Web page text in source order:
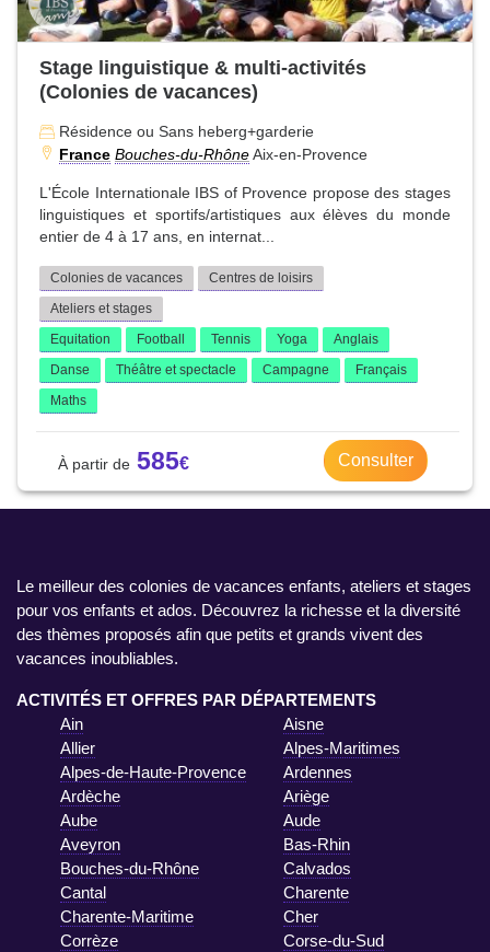
Stage linguistique & multi-activités
(Colonies de vacances)
Résidence ou Sans heberg+garderie
France Bouches-du-RhôneAix-en-Provence
L'École Internationale IBS of Provence propose des stages
linguistiques et sportifs/artistiques aux élèves du monde
entier de 4 à 17 ans, en internat...
Colonies de vacances
Centres de loisirs
Ateliers et stages
Equitation
Football Tennis Yoga
Anglais
Danse
Théâtre et spectacle Campagne
Français
Maths
585 Consulter
Le meilleur des colonies de vacances enfants, ateliers et stages
pour vos enfants et ados. Découvrez la richesse et la diversité
des thèmes proposés afin que petits et grands vivent des
vacances inoubliables.
ACTIVITÉS ET OFFRES PAR DÉPARTEMENTS
Ain
Aisne
Allier
Alpes-Maritimes
Alpes-de-Haute-Provence
Ardennes
Ardèche
Ariège
Aube
Aude
Aveyron
Bas-Rhin
Bouches-du-Rhône
Calvados
Cantal
Charente
Charente-Maritime
Cher
Corrèze
Corse-du-Sud